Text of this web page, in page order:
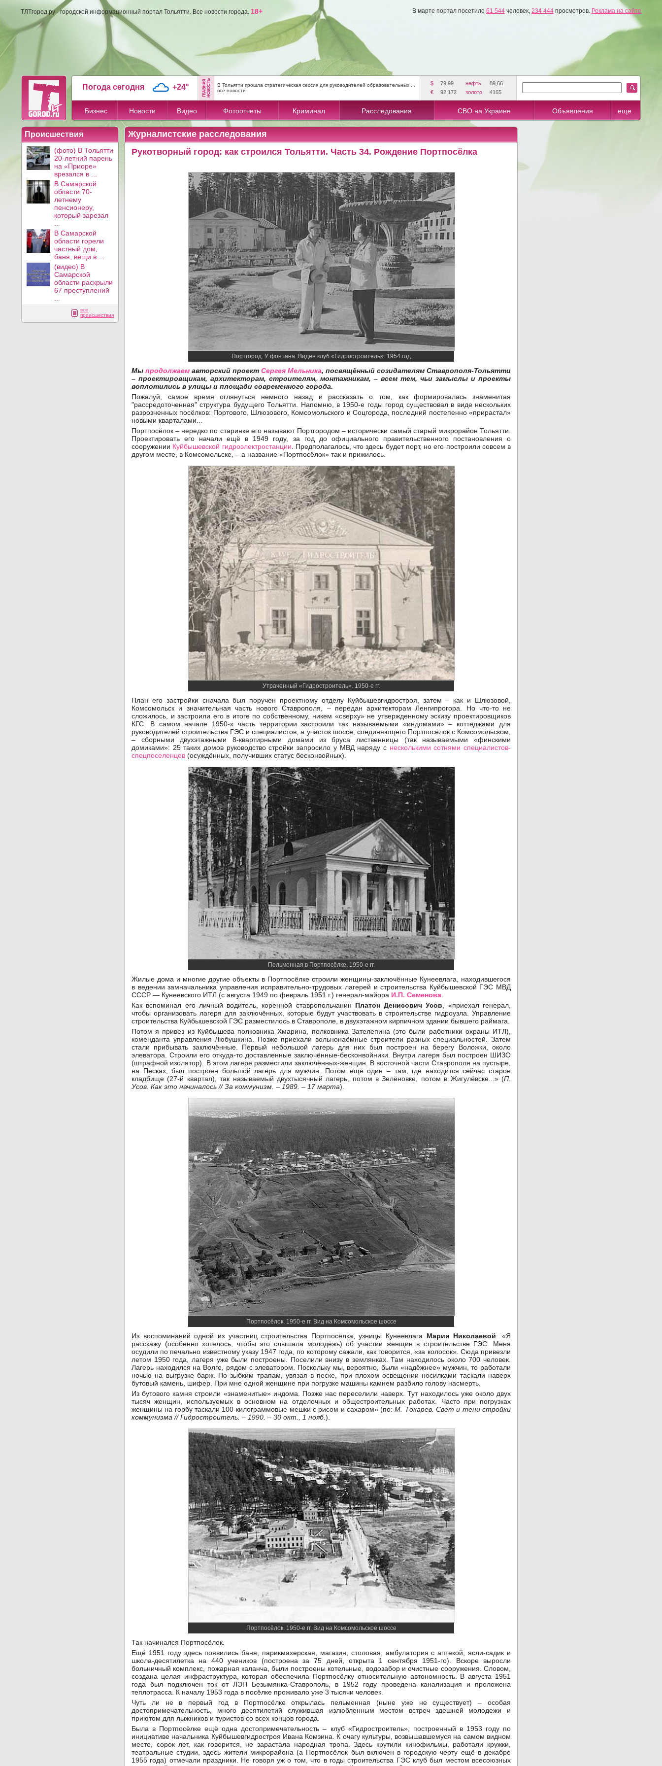
ТЛТгород.ру - городской информационный портал Тольятти. Все новости города. 18+ В марте портал посетило 61 544 человек, 234 444 просмотров. Реклама на сайте
Погода сегодня +24°
В Тольятти прошла стратегическая сессия для руководителей образовательных ...
все новости
$ 79,99 нефть
89,66
€
92,172 золото 4165
Бизнес Новости Видео Фотоотчеты Криминал Расследования СВО на Украине Объявления еще
Происшествия
(фото) В Тольятти
20-летний парень
на «Приоре»
врезался в ...
В Самарской
области 70-
летнему
пенсионеру,
который зарезал
В Самарской
области горели
частный дом,
баня, вещи в ...
(видео) В
Самарской
области раскрыли
67 преступлений
все
происшествия
Журналистские расследования
Рукотворный город: как строился Тольятти. Часть 34. Рождение Портпосёлка
Портгород. У фонтана. Виден клуб «Гидростроитель». 1954 год
Мы продолжаем авторский проект Сергея Мельника, посвящённый созидателям Ставрополя-Тольятти
– проектировщикам, архитекторам, строителям, монтажникам, – всем тем, чьи замыслы и проекты
воплотились в улицы и площади современного города.
Пожалуй, самое время оглянуться немного назад и рассказать о том, как формировалась знаменитая
"рассредоточенная" структура будущего Тольятти. Напомню, в 1950-е годы город существовал в виде нескольких
разрозненных посёлков: Портового, Шлюзового, Комсомольского и Соцгорода, последний постепенно «прирастал»
новыми кварталами...
Портпосёлок – нередко по старинке его называют Портгородом – исторически самый старый микрорайон Тольятти.
Проектировать его начали ещё в 1949 году, за год до официального правительственного постановления о
сооружении Куйбышевской гидроэлектростанции . Предполагалось, что здесь будет порт, но его построили совсем в
другом месте, в Комсомольске, – а название «Портпосёлок» так и прижилось.
Утраченный «Гидростроитель». 1950-е гг.
План его застройки сначала был поручен проектному отделу Куйбышевгидростроя, затем – как и Шлюзовой,
Комсомольск и значительная часть нового Ставрополя, – передан архитекторам Ленгипрогора. Но что-то не
сложилось, и застроили его в итоге по собственному, никем «сверху» не утвержденному эскизу проектировщиков
КГС. В самом начале 1950-х часть территории застроили так называемыми «индомами» – коттеджами для
руководителей строительства ГЭС и специалистов, а участок шоссе, соединяющего Портпосёлок с Комсомольском,
– сборными двухэтажными 8-квартирными домами из бруса лиственницы (так называемыми «финскими
домиками»: 25 таких домов руководство стройки запросило у МВД наряду с несколькими сотнями специалистов-
спецпоселенцев (осуждённых, получивших статус бесконвойных).
Пельменная в Портпосёлке. 1950-е гг.
Жилые дома и многие другие объекты в Портпосёлке строили женщины-заключённые Кунеевлага, находившегося
в ведении замначальника управления исправительно-трудовых лагерей и строительства Куйбышевской ГЭС МВД
СССР — Кунеевского ИТЛ (с августа 1949 по февраль 1951 г.) генерал-майора И.П. Семенова
Как вспоминал его личный водитель, коренной ставропольчанин Платон Денисович Усов , «приехал генерал,
чтобы организовать лагеря для заключённых, которые будут участвовать в строительстве гидроузла. Управление
строительства Куйбышевской ГЭС разместилось в Ставрополе, в двухэтажном кирпичном здании бывшего раймага.
Потом я привез из Куйбышева полковника Хмарина, полковника Зателепина (это были работники охраны ИТЛ),
коменданта управления Любушкина. Позже приехали вольнонаёмные строители разных специальностей. Затем
стали прибывать заключённые. Первый небольшой лагерь для них был построен на берегу Воложки, около
элеватора. Строили его откуда-то доставленные заключённые-бесконвойники. Внутри лагеря был построен ШИЗО
(штрафной изолятор). В этом лагере разместили заключённых-женщин. В восточной части Ставрополя на пустыре,
на Песках, был построен большой лагерь для мужчин. Потом ещё один – там, где находится сейчас старое
кладбище (27-й квартал), так называемый двухтысячный лагерь, потом в Зелёновке, потом в Жигулёвске...» (П.
Усов. Как это начиналось // За коммунизм. – 1989. – 17 марта).
Портпосёлок. 1950-е гг. Вид на Комсомольское шоссе
Из воспоминаний одной из участниц строительства Портпосёлка, узницы Кунеевлага Марии Николаевой: «Я
расскажу (особенно хотелось, чтобы это слышала молодёжь) об участии женщин в строительстве ГЭС. Меня
осудили по печально известному указу 1947 года, по которому сажали, как говорится, «за колосок». Сюда привезли
летом 1950 года, лагеря уже были построены. Поселили внизу в землянках. Там находилось около 700 человек.
Лагерь находился на Волге, рядом с элеватором. Поскольку мы, вероятно, были «надёжнее» мужчин, то работали
ночью на выгрузке барж. По зыбким трапам, увязая в песке, при плохом освещении носилками таскали наверх
бутовый камень, шифер. При мне одной женщине при погрузке машины камнем разбило голову насмерть.
Из бутового камня строили «знаменитые» индома. Позже нас переселили наверх. Тут находилось уже около двух
тысяч женщин, используемых в основном на отделочных и общестроительных работах. Часто при погрузках
женщины на горбу таскали 100-килограммовые мешки с рисом и сахаром» (по:М. Токарев. Свет и тени стройки
коммунизма // Гидростроитель. – 1990. – 30 окт., 1 нояб.).
Портпосёлок. 1950-е гг. Вид на Комсомольское шоссе
Так начинался Портпосёлок.
Ещё 1951 году здесь появились баня, парикмахерская, магазин, столовая, амбулатория с аптекой, ясли-садик и
школа-десятилетка на 440 учеников (построена за 75 дней, открыта 1 сентября 1951-го). Вскоре выросли
больничный комплекс, пожарная каланча, были построены котельные, водозабор и очистные сооружения. Словом,
создана целая инфраструктура, которая обеспечила Портпосёлку относительную автономность. В августа 1951
года был подключен ток от ЛЭП Безымянка-Ставрополь, в 1952 году проведена канализация и проложена
теплотрасса. К началу 1953 года в посёлке проживало уже 3 тысячи человек.
Чуть ли не в первый год в Портпосёлке открылась пельменная (ныне уже не существует) – особая
достопримечательность, много десятилетий служившая излюбленным местом встреч здешней молодежи и
приютом для лыжников и туристов со всех концов города.
Была в Портпосёлке ещё одна достопримечательность – клуб «Гидростроитель», построенный в 1953 году по
инициативе начальника Куйбышевгидростроя Ивана Комзина. К очагу культуры, возвышавшемуся на самом видном
месте, сорок лет, как говорится, не зарастала народная тропа. Здесь крутили кинофильмы, работали кружки,
театральные студии, здесь жители микрорайона (а Портпосёлок был включен в городскую черту ещё в декабре
1955 года) отмечали праздники. Не говоря уж о том, что в годы строительства ГЭС клуб был местом всесоюзных